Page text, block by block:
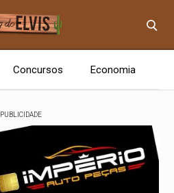
Concursos Economia
PUBLICIDADE